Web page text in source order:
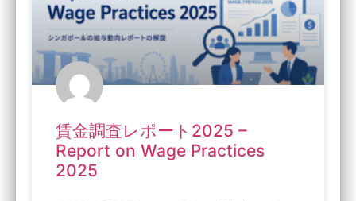
賃金調査レポート2025 –
Report on Wage Practices
2025